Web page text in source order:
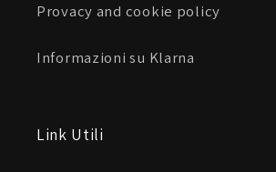
Provacy and cookie policy
Informazioni su Klarna
Link Utili